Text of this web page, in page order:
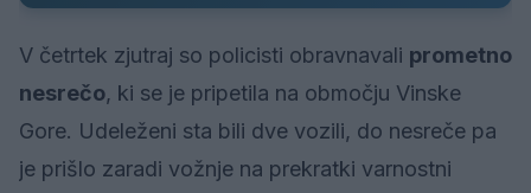
V četrtek zjutraj so policisti obravnavali prometno
nesrečo, ki se je pripetila na območju Vinske
Gore. Udeleženi sta bili dve vozili, do nesreče pa
je prišlo zaradi vožnje na prekratki varnostni